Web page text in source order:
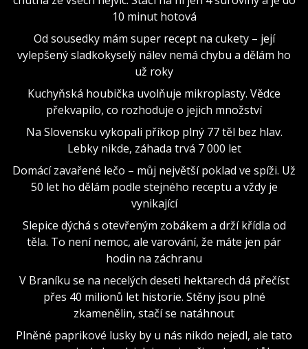
10 minut hotová
Od sousedky mám super recept na cukety – její
vylepšený sladkokyselý nálev nemá chybu a dělám ho
už roky
Kuchyňská houbička uvolňuje mikroplasty. Vědce
překvapilo, co rozhoduje o jejich množství
Na Slovensku vykopali příkop plný 77 těl bez hlav.
Lebky nikde, záhada trvá 7 000 let
Domácí zavařené lečo – můj největší poklad ve spíži. Už
50 let ho dělám podle stejného receptu a vždy je
vynikající
Slepice dýchá s otevřeným zobákem a drží křídla od
těla. To není nemoc, ale varování, že máte jen pár
hodin na záchranu
V Braníku se na necelých deseti hektarech dá přečíst
přes 40 milionů let historie. Stěny jsou plné
zkamenělin, stačí se natáhnout
Plněné paprikové lusky by u nás nikdo nejedl, ale tato